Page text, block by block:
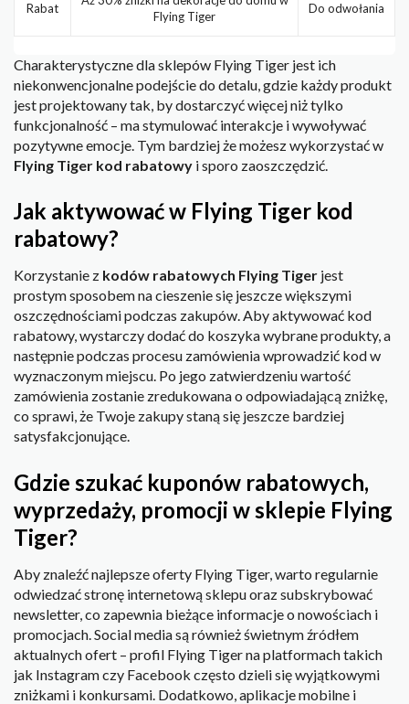
Rabat
Flying Tiger
Do odwołania
Charakterystyczne dla sklepów Flying Tiger jest ich
niekonwencjonalne podejście do detalu, gdzie każdy produkt
jest projektowany tak, by dostarczyć więcej niż tylko
funkcjonalność – ma stymulować interakcje i wywoływać
pozytywne emocje. Tym bardziej że możesz wykorzystać w
Flying Tiger kod rabatowy i sporo zaoszczędzić.
Jak aktywować w Flying Tiger kod
rabatowy?
Korzystanie z kodów rabatowych Flying Tiger jest
prostym sposobem na cieszenie się jeszcze większymi
oszczędnościami podczas zakupów. Aby aktywować kod
rabatowy, wystarczy dodać do koszyka wybrane produkty, a
następnie podczas procesu zamówienia wprowadzić kod w
wyznaczonym miejscu. Po jego zatwierdzeniu wartość
zamówienia zostanie zredukowana o odpowiadającą zniżkę,
co sprawi, że Twoje zakupy staną się jeszcze bardziej
satysfakcjonujące.
Gdzie szukać kuponów rabatowych,
wyprzedaży, promocji w sklepie Flying
Tiger?
Aby znaleźć najlepsze oferty Flying Tiger, warto regularnie
odwiedzać stronę internetową sklepu oraz subskrybować
newsletter, co zapewnia bieżące informacje o nowościach i
promocjach. Social media są również świetnym źródłem
aktualnych ofert – profil Flying Tiger na platformach takich
jak Instagram czy Facebook często dzieli się wyjątkowymi
zniżkami i konkursami. Dodatkowo, aplikacje mobilne i